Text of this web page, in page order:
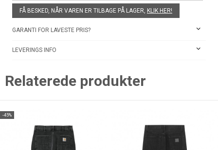
FÅ BESKED, NÅR VAREN ER TILBAGE PÅ LAGER, KLIK HER!
GARANTI FOR LAVESTE PRIS?
LEVERINGS INFO
Relaterede produkter
-45%